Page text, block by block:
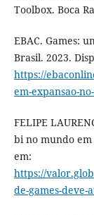
Toolbox. Boca
EBAC. Games:
Brasil. 2023.
https://
em-expansao-
FELIPE
bi no mundo em
em:
https://
de-games-deve-